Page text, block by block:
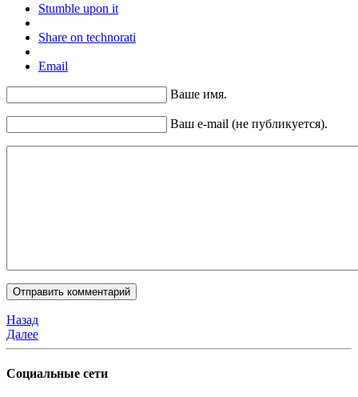
Stumble upon it
Share on technorati
Email
Ваше имя.
Ваш e-mail (не публикуется).
Назад
Далее
Социальные сети